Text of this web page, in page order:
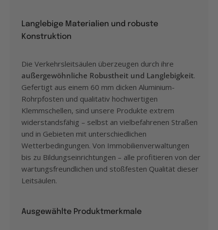
Langlebige Materialien und robuste
Konstruktion
Die Verkehrsleitsäulen überzeugen durch ihre
außergewöhnliche Robustheit und Langlebigkeit.
Gefertigt aus einem 60 mm dicken Aluminium-
Rohrpfosten und qualitativ hochwertigen
Klemmschellen, sind unsere Produkte extrem
widerstandsfähig – selbst an vielbefahrenen Straßen
und in Gebieten mit unterschiedlichen
Wetterbedingungen. Von Immobilienverwaltungen
bis zu Bildungseinrichtungen – alle profitieren von der
wartungsfreundlichen und stoßfesten Qualität dieser
Leitsäulen.
Ausgewählte Produktmerkmale